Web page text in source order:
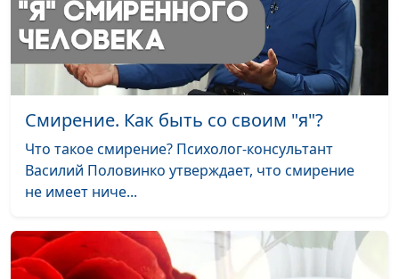
Смирение. Как быть со своим "я"?
Что такое смирение? Психолог-консультант
Василий Половинко утверждает, что смирение
не имеет ниче...